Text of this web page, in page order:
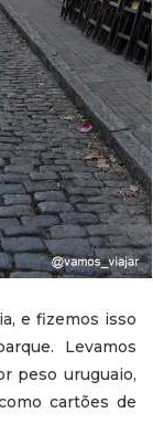
e fizemos isso
Levamos
peso uruguaio,
cartões de